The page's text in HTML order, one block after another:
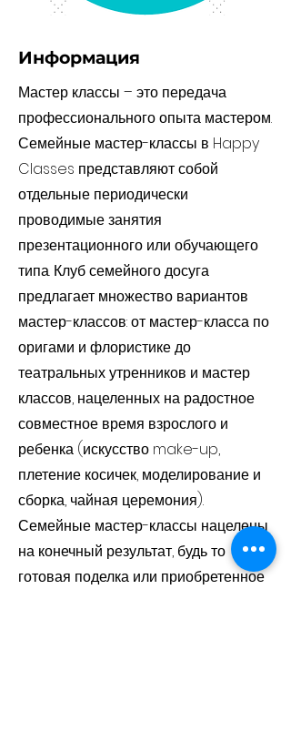
Информация
Мастер классы – это передача
профессионального опыта мастером.
Семейные мастер-классы в Happy
Classes представляют собой
отдельные периодически
проводимые занятия
презентационного или обучающего
типа. Клуб семейного досуга
предлагает множество вариантов
мастер-классов: от мастер-класса по
оригами и флористике до
театральных утренников и мастер
классов, нацеленных на радостное
совместное время взрослого и
ребенка (искусство make-up,
плетение косичек, моделирование и
сборка, чайная церемония).
Семейные мастер-классы нацелены
на конечный результат, будь то
готовая поделка или приобретенное